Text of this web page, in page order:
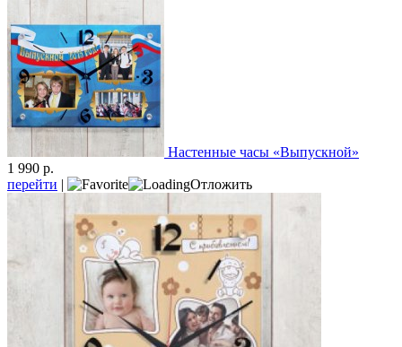
Настенные часы «Выпускной»
1 990 р.
перейти | Отложить